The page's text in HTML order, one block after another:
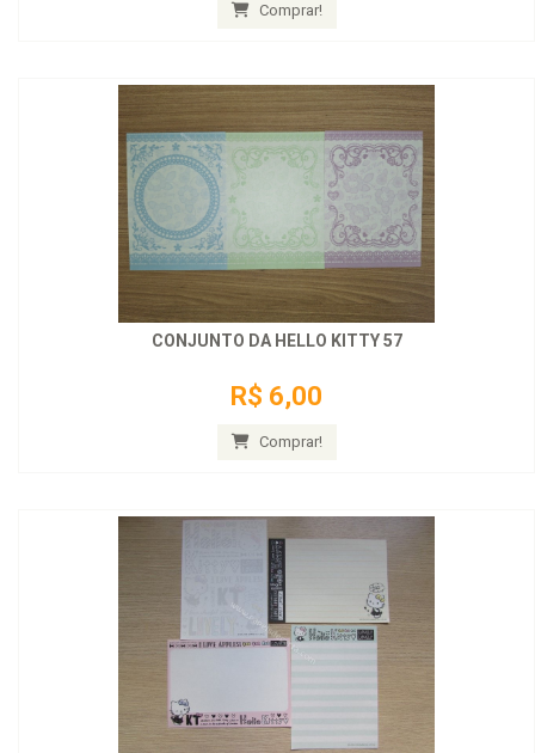
Comprar!
CONJUNTO DA HELLO KITTY 57
R$ 6,00
Comprar!